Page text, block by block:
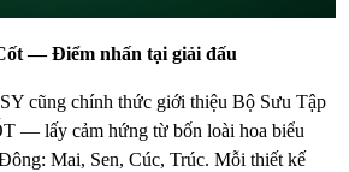
— Điểm nhấn tại giải đấu
cũng chính thức giới thiệu Bộ Sưu Tập
— lấy cảm hứng từ bốn loài hoa biểu
Mai, Sen, Cúc, Trúc. Mỗi thiết kế